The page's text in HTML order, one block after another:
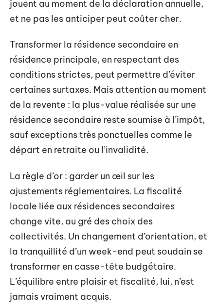
jouent au moment de la déclaration annuelle,
et ne pas les anticiper peut coûter cher.
Transformer la résidence secondaire en
résidence principale, en respectant des
conditions strictes, peut permettre d’éviter
certaines surtaxes. Mais attention au moment
de la revente : la plus-value réalisée sur une
résidence secondaire reste soumise à l’impôt,
sauf exceptions très ponctuelles comme le
départ en retraite ou l’invalidité.
La règle d’or : garder un œil sur les
ajustements réglementaires. La fiscalité
locale liée aux résidences secondaires
change vite, au gré des choix des
collectivités. Un changement d’orientation, et
la tranquillité d’un week-end peut soudain se
transformer en casse-tête budgétaire.
L’équilibre entre plaisir et fiscalité, lui, n’est
jamais vraiment acquis.